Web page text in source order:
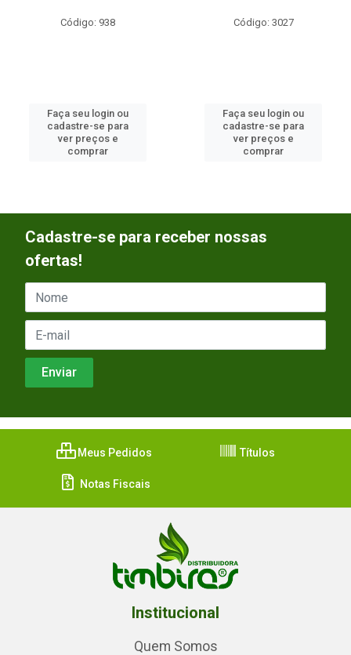
Código: 938
Faça seu login ou
cadastre-se para
ver preços e
comprar
Código: 3027
Faça seu login ou
cadastre-se para
ver preços e
comprar
Cadastre-se para receber nossas
ofertas!
Meus Pedidos Títulos
Notas Fiscais
Institucional
Quem Somos